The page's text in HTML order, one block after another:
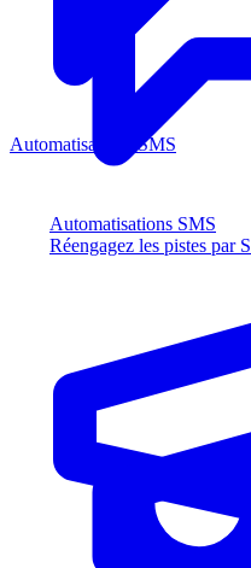
Automatisations SMS
Réengagez les pistes par
Automatisations SMS